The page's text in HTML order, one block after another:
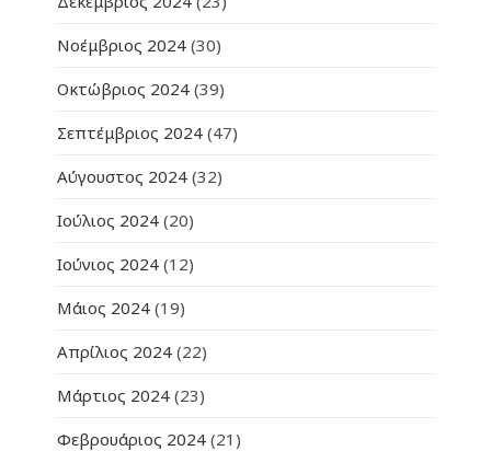
Νοέμβριος 2024 (30)
Οκτώβριος 2024 (39)
Σεπτέμβριος 2024 (47)
Αύγουστος 2024 (32)
Ιούλιος 2024 (20)
Ιούνιος 2024 (12)
Μάιος 2024 (19)
Απρίλιος 2024 (22)
Μάρτιος 2024 (23)
Φεβρουάριος 2024 (21)